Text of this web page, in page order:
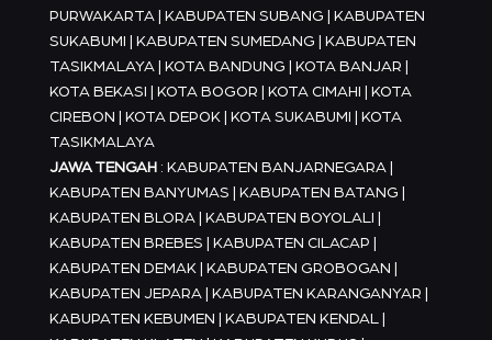
PURWAKARTA | KABUPATEN SUBANG | KABUPATEN
SUKABUMI | KABUPATEN SUMEDANG | KABUPATEN
TASIKMALAYA | KOTA BANDUNG | KOTA BANJAR |
KOTA BEKASI | KOTA BOGOR | KOTA CIMAHI | KOTA
CIREBON | KOTA DEPOK | KOTA SUKABUMI | KOTA
TASIKMALAYA
JAWA TENGAH: KABUPATEN BANJARNEGARA |
KABUPATEN BANYUMAS | KABUPATEN BATANG |
KABUPATEN BLORA | KABUPATEN BOYOLALI |
KABUPATEN BREBES | KABUPATEN CILACAP |
KABUPATEN DEMAK | KABUPATEN GROBOGAN |
KABUPATEN JEPARA | KABUPATEN KARANGANYAR |
KABUPATEN KEBUMEN | KABUPATEN KENDAL |